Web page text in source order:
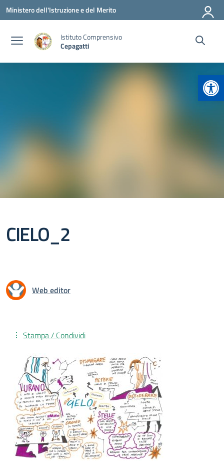
Vai ai contenuti
Vai al menu di navigazione
Vai al footer
Ministero dell'Istruzione e del Merito
Istituto Comprensivo
Cepagatti
CIELO_2
Web editor
Stampa / Condividi